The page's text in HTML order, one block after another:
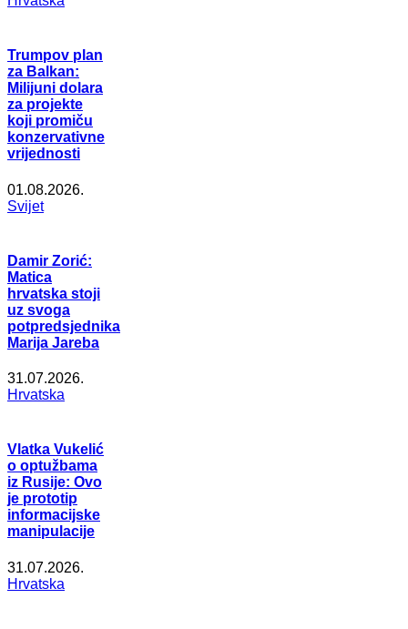
Trumpov plan
za Balkan:
Milijuni dolara
za projekte
koji promiču
konzervativne
vrijednosti
01.08.2026.
Svijet
Damir Zorić:
Matica
hrvatska stoji
uz svoga
potpredsjednika
Marija Jareba
31.07.2026.
Hrvatska
Vlatka Vukelić
o optužbama
iz Rusije: Ovo
je prototip
informacijske
manipulacije
31.07.2026.
Hrvatska